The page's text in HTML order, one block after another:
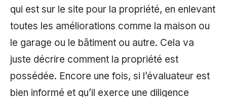
qui est sur le site pour la propriété, en enlevant
toutes les améliorations comme la maison ou
le garage ou le bâtiment ou autre. Cela va
juste décrire comment la propriété est
possédée. Encore une fois, si l’évaluateur est
bien informé et qu’il exerce une diligence